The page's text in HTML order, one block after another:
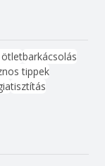
ötletbarkácsolás
tippek
tisztítás